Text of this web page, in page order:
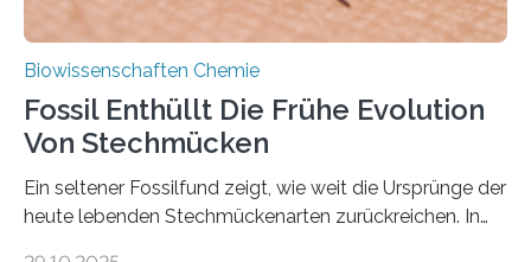
Biowissenschaften Chemie
Fossil Enthüllt Die Frühe Evolution
Von Stechmücken
Ein seltener Fossilfund zeigt, wie weit die Ursprünge der
heute lebenden Stechmückenarten zurückreichen. In